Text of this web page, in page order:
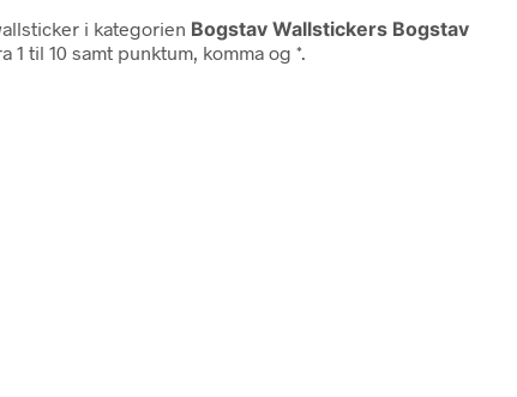
i kategorien Bogstav Wallstickers Bogstav
til 10 samt punktum, komma og *.